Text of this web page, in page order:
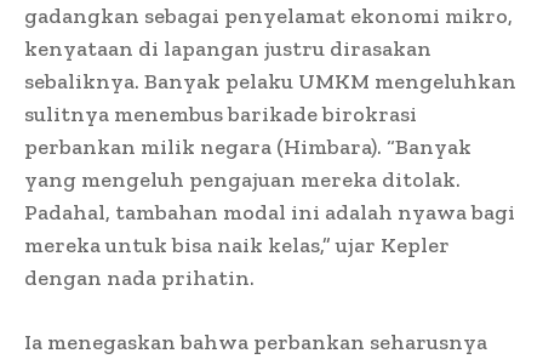
gadangkan sebagai penyelamat ekonomi mikro,
kenyataan di lapangan justru dirasakan
sebaliknya. Banyak pelaku UMKM mengeluhkan
sulitnya menembus barikade birokrasi
perbankan milik negara (Himbara). “Banyak
yang mengeluh pengajuan mereka ditolak.
Padahal, tambahan modal ini adalah nyawa bagi
mereka untuk bisa naik kelas,” ujar Kepler
dengan nada prihatin.
Ia menegaskan bahwa perbankan seharusnya